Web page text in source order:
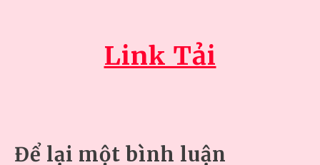
Link Tải
Để lại một bình luận